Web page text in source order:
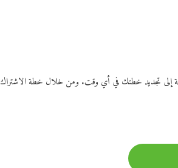
إلى تجديد خطتك في أي وقت. ومن خلال خطة الاشتراك